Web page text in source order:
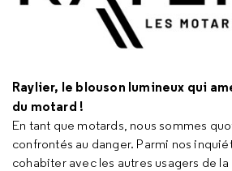
Raylier, le blouson lumineux qui
du motard !
En tant que motards, nous sommes
confrontés au danger. Parmi nos
cohabiter avec les autres usagers de